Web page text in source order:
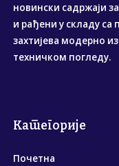
новински садржаји
и рађени у складу
захтијева модерно
техничком погледу.
Категорије
Почетна